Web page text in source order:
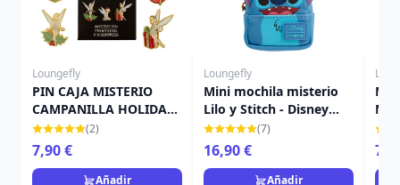
Loungefly
PIN CAJA MISTERIO
CAMPANILLA HOLIDAY -
DISNEY LOUNGEFLY
(2)
7,90 €
Añadir
Loungefly
Mini mochila misterio
Lilo y Stitch - Disney
Loungefly
(7)
16,90 €
Añadir